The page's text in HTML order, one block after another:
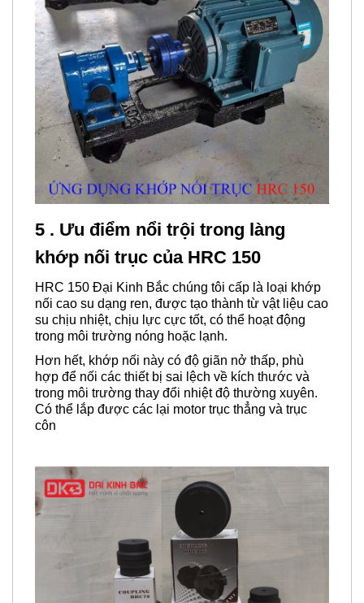
5 . Ưu điểm nổi trội trong làng
khớp nối trục của HRC 150
HRC 150 Đại Kinh Bắc chúng tôi cấp là loại khớp
nối cao su dạng ren, được tạo thành từ vật liệu cao
su chịu nhiệt, chịu lực cực tốt, có thể hoạt động
trong môi trường nóng hoặc lạnh.
Hơn hết, khớp nối này có độ giãn nở thấp, phù
hợp để nối các thiết bị sai lệch về kích thước và
trong môi trường thay đổi nhiệt độ thường xuyên.
Có thể lắp được các lại motor trục thẳng và trục
côn